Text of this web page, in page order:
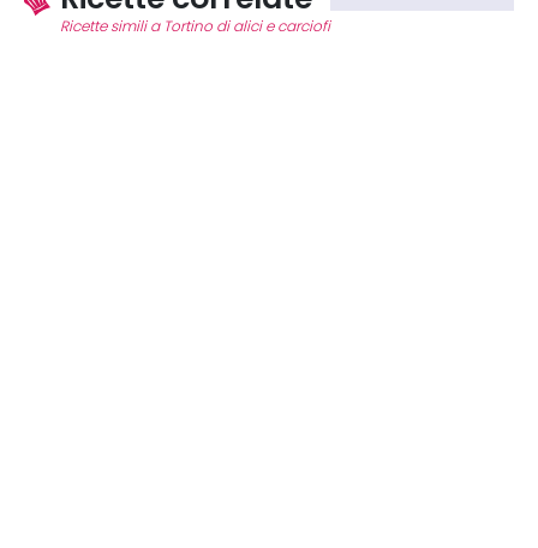
Ricette simili a Tortino di alici e carciofi